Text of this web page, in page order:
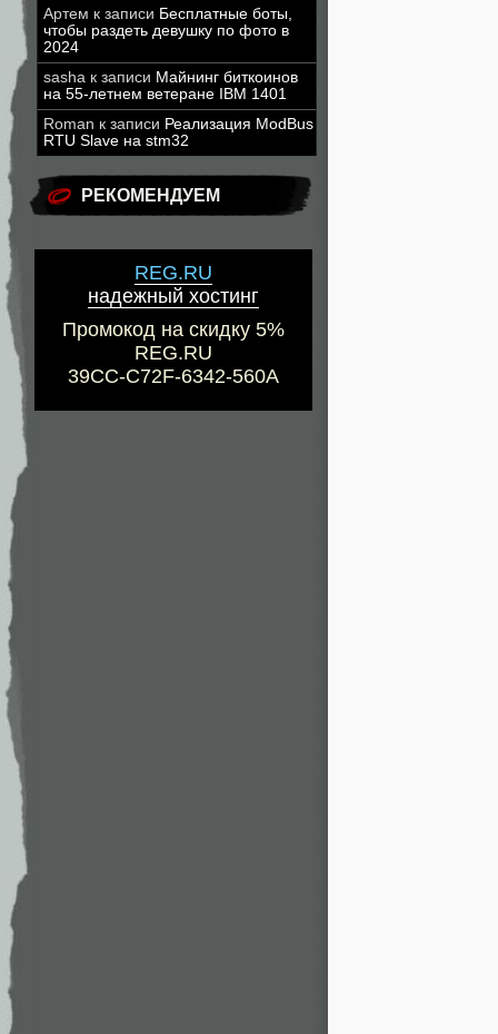
Артем к записи Бесплатные боты,
чтобы раздеть девушку по фото в
2024
sasha к записи Майнинг биткоинов
на 55-летнем ветеране IBM 1401
Roman к записи Реализация ModBus
RTU Slave на stm32
РЕКОМЕНДУЕМ
REG.RU
надежный хостинг
Промокод на скидку 5%
REG.RU
39CC-C72F-6342-560A